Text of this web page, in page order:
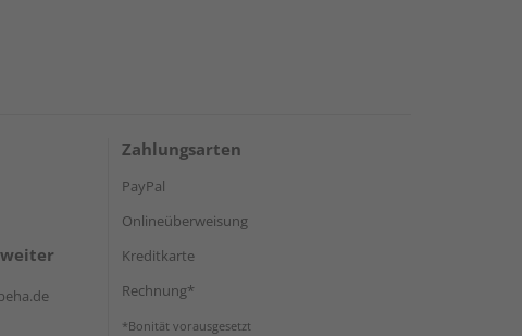
Zahlungsarten
PayPal
Onlineüberweisung
Kreditkarte
Rechnung*
*Bonität vorausgesetzt